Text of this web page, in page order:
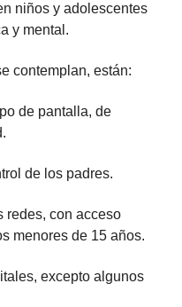
niños y adolescentes
y mental.
contemplan, están:
de pantalla, de
de los padres.
redes, con acceso
menores de 15 años.
excepto algunos